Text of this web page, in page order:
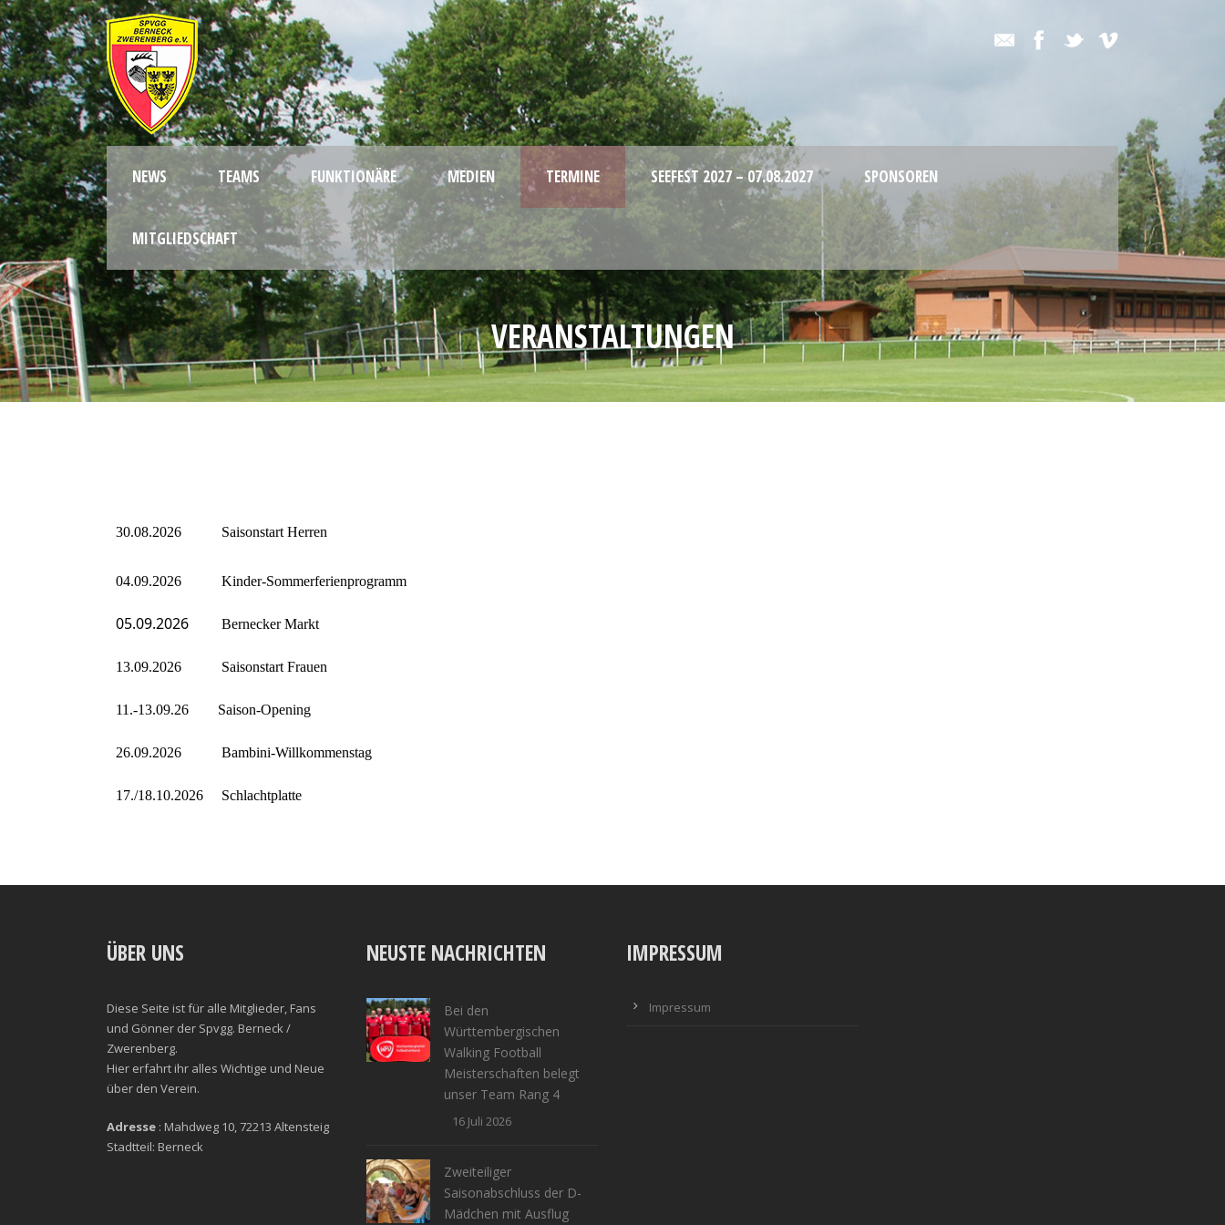
NEWS TEAMS FUNKTIONÄRE MEDIEN TERMINE SEEFEST 2027 – 07.08.2027 SPONSOREN
MITGLIEDSCHAFT
VERANSTALTUNGEN
30.08.2026 Saisonstart Herren
04.09.2026 Kinder-Sommerferienprogramm
05.09.2026 Bernecker Markt
13.09.2026 Saisonstart Frauen
11.-13.09.26 Saison-Opening
26.09.2026 Bambini-Willkommenstag
17./18.10.2026 Schlachtplatte
ÜBER UNS
Diese Seite ist für alle Mitglieder, Fans
und Gönner der Spvgg. Berneck /
Zwerenberg.
Hier erfahrt ihr alles Wichtige und Neue
über den Verein.
Adresse : Mahdweg 10, 72213 Altensteig
Stadtteil: Berneck
NEUSTE NACHRICHTEN
Bei den
Württembergischen
Walking Football
Meisterschaften belegt
unser Team Rang 4
16 Juli 2026
Zweiteiliger
Saisonabschluss der D-
Mädchen mit Ausflug
IMPRESSUM
Impressum